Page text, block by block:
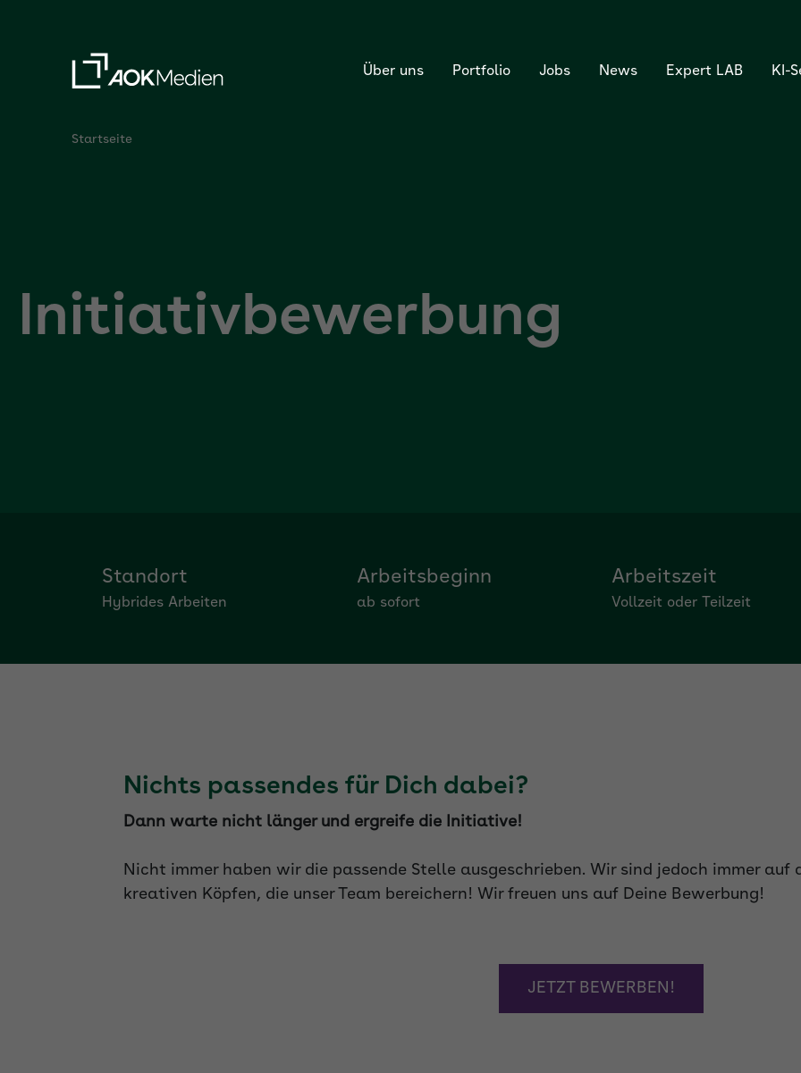
Über uns Portfolio Jobs News Expert LAB KI-
Startseite
Initiativbewerbung
Standort
Hybrides Arbeiten
Arbeitsbeginn
ab sofort
Arbeitszeit
Vollzeit oder Teilzeit
Nichts passendes für Dich dabei?
Dann warte nicht länger und ergreife die Initiative!
Nicht immer haben wir die passende Stelle ausgeschrieben. Wir sind jedoch immer auf
kreativen Köpfen, die unser Team bereichern! Wir freuen uns auf Deine Bewerbung!
JETZT BEWERBEN!